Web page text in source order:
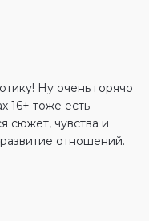
Ну очень горячо
16+ тоже есть
сюжет, чувства и
отношений.